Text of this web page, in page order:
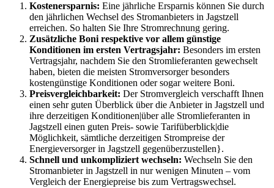
Kostenersparnis: Eine jährliche Ersparnis können Sie durch
den jährlichen Wechsel des Stromanbieters in Jagstzell
erreichen. So halten Sie Ihre Stromrechnung gering.
Zusätzliche Boni respektive vor allem günstige
Konditionen im ersten Vertragsjahr: Besonders im ersten
Vertragsjahr, nachdem Sie den Stromlieferanten gewechselt
haben, bieten die meisten Stromversorger besonders
kostengünstige Konditionen oder sogar weitere Boni.
Preisvergleichbarkeit: Der Stromvergleich verschafft Ihnen
einen sehr guten Überblick über die Anbieter in Jagstzell und
ihre derzeitigen Konditionen|über alle Stromlieferanten in
Jagstzell einen guten Preis- sowie Tarifüberblick|die
Möglichkeit, sämtliche derzeitigen Strompreise der
Energieversorger in Jagstzell gegenüberzustellen}.
Schnell und unkompliziert wechseln: Wechseln Sie den
Stromanbieter in Jagstzell in nur wenigen Minuten – vom
Vergleich der Energiepreise bis zum Vertragswechsel.